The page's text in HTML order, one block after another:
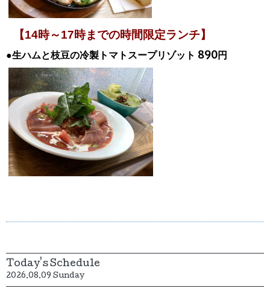
【14時～17時までの時間限定ランチ】
●生ハムと枝豆の冷製トマトスープリゾット 890円
Today's Schedule
2026.08.09 Sunday